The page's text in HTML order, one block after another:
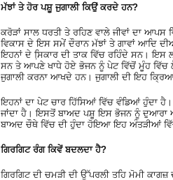
ਮੱਝਾਂ ਤੇ ਹੋਰ ਪਸ਼ੂ ਜੁਗਾਲੀ ਕਿਉਂ ਕਰਦੇ ਹਨ?
ਕਰੋੜਾਂ ਸਾਲ ਧਰਤੀ ਤੇ ਰਹਿਣ ਵਾਲੇ ਜੀਵਾਂ ਦਾ
ਵਿਕਾਸ ਦੇ ਇਸ ਸਮੇਂ ਦੌਰਾਨ ਮੱਝਾਂ ਤੇ ਗਾਵਾਂ ਆਦਿ
ਇਹਨਾਂ ਦੇ ਸਿ਼ਕਾਰ ਦੀ ਤਾਕ ਵਿੱਚ ਰਹਿੰਦੇ ਸਨ।
ਸਨ ਤੇ ਆਪਣੇ ਖਾਧੇ ਹੋਏ ਭੋਜਨ ਨੂੰ ਪੇਟ ਵਿੱਚੋਂ ਮੂੰਹ
ਜੁਗਾਲੀ ਕਰਨਾ ਆਖਦੇ ਹਨ। ਜੁਗਾਲੀ ਦੀ ਇਹ
ਇਹਨਾਂ ਦਾ ਪੇਟ ਚਾਰ ਹਿੱਸਿਆਂ ਵਿੱਚ ਵੰਡਿਆਂ ਹੁੰਦਾ
ਜਾਂਦਾ ਹੈ। ਇਸਤੋਂ ਬਾਅਦ ਪਸ਼ੂ ਇਸ ਭੋਜਨ ਨੂੰ ਦੁਆਰਾ
ਬਾਅਦ ਚੌਥੇ ਵਿੱਚ ਦੀ ਹੁੰਦਾ ਹੋਇਆ ਇਹ ਅੰਤੜੀਆਂ
ਗਿਰਗਿਟ ਰੰਗ ਕਿਵੇਂ ਬਦਲਦਾ ਹੈ?
ਗਿਰਗਿਟ ਦੀ ਚਮੜੀ ਦੀ ਉੱਪਰਲੀ ਤਹਿ ਮੋਮੀ